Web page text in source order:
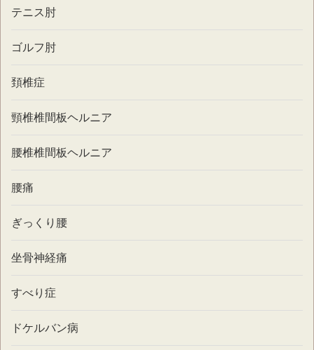
テニス肘
ゴルフ肘
頚椎症
頸椎椎間板ヘルニア
腰椎椎間板ヘルニア
腰痛
ぎっくり腰
坐骨神経痛
すべり症
ドケルバン病